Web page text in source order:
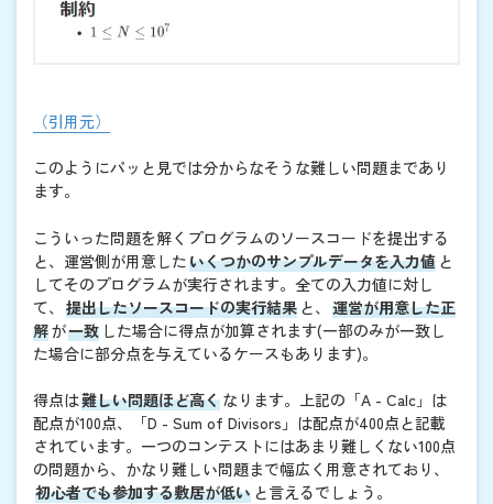
（引用元）
このようにパッと見では分からなそうな難しい問題まであり
ます。
こういった問題を解くプログラムのソースコードを提出する
と、運営側が用意したいくつかのサンプルデータを入力値 と
してそのプログラムが実行されます。全ての入力値に対し
て、 提出したソースコードの実行結果 と、 運営が用意した正
解が一致 した場合に得点が加算されます(一部のみが一致し
た場合に部分点を与えているケースもあります)。
得点は難しい問題ほど高くなります。上記の「A - Calc」は
配点が100点、「D - Sum of Divisors」は配点が400点と記載
されています。一つのコンテストにはあまり難しくない100点
の問題から、かなり難しい問題まで幅広く用意されており、
初心者でも参加する敷居が低い と言えるでしょう。